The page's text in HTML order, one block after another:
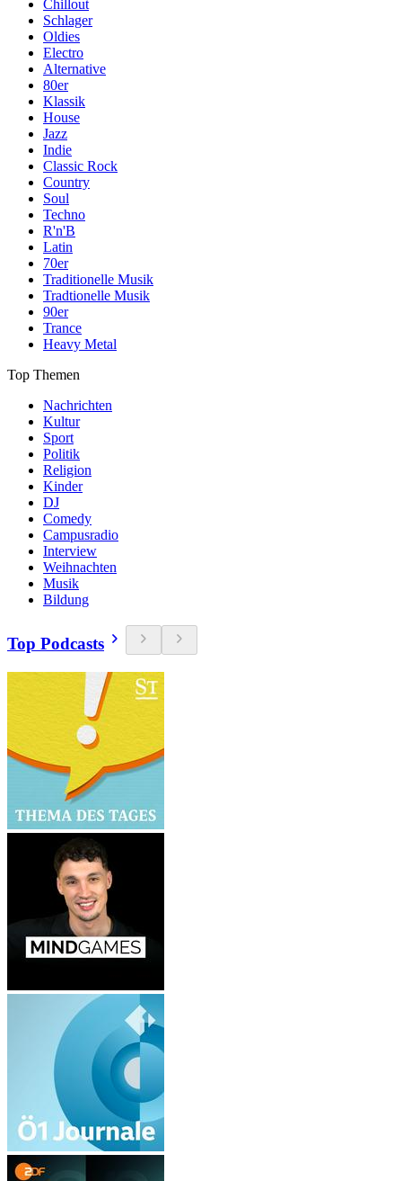
Chillout
Schlager
Oldies
Electro
Alternative
80er
Klassik
House
Jazz
Indie
Classic Rock
Country
Soul
Techno
R'n'B
Latin
70er
Traditionelle Musik
Tradtionelle Musik
90er
Trance
Heavy Metal
Top Themen
Nachrichten
Kultur
Sport
Politik
Religion
Kinder
DJ
Comedy
Campusradio
Interview
Weihnachten
Musik
Bildung
Top Podcasts